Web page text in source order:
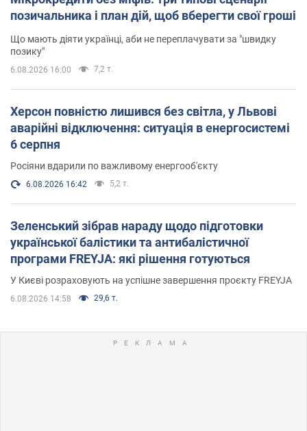
позичальника і план дій, щоб вберегти свої гроші
Що мають діяти українці, аби не переплачувати за "швидку
позику"
6.08.2026 16:00 7,2 т.
Херсон повністю лишився без світла, у Львові
аварійні відключення: ситуація в енергосистемі
6 серпня
Росіяни вдарили по важливому енергооб'єкту
6.08.2026 16:42 5,2 т.
Зеленський зібрав нараду щодо підготовки
української балістики та антибалістичної
програми FREYJA: які рішення готуються
У Києві розраховують на успішне завершення проєкту FREYJA
6.08.2026 14:58 29,6 т.